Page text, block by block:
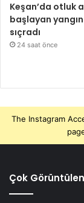
Keşan’da otluk
başlayan
sıçradı
24 saat önce
The Instagram
Çok